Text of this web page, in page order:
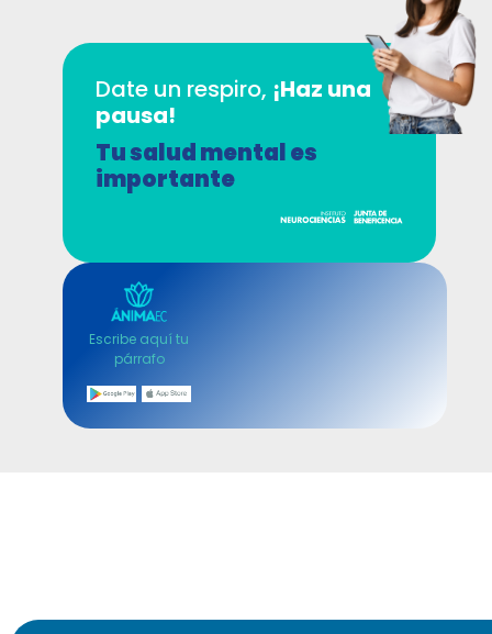
Date un respiro, ¡Haz una
pausa!
Tu salud mental es
importante
Escribe aquí tu
párrafo